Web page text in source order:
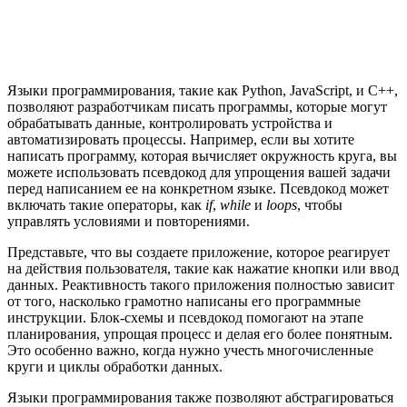
Языки программирования, такие как Python, JavaScript, и C++,
позволяют разработчикам писать программы, которые могут
обрабатывать данные, контролировать устройства и
автоматизировать процессы. Например, если вы хотите
написать программу, которая вычисляет окружность круга, вы
можете использовать псевдокод для упрощения вашей задачи
перед написанием ее на конкретном языке. Псевдокод может
включать такие операторы, как if, while и loops, чтобы
управлять условиями и повторениями.
Представьте, что вы создаете приложение, которое реагирует
на действия пользователя, такие как нажатие кнопки или ввод
данных. Реактивность такого приложения полностью зависит
от того, насколько грамотно написаны его программные
инструкции. Блок-схемы и псевдокод помогают на этапе
планирования, упрощая процесс и делая его более понятным.
Это особенно важно, когда нужно учесть многочисленные
круги и циклы обработки данных.
Языки программирования также позволяют абстрагироваться